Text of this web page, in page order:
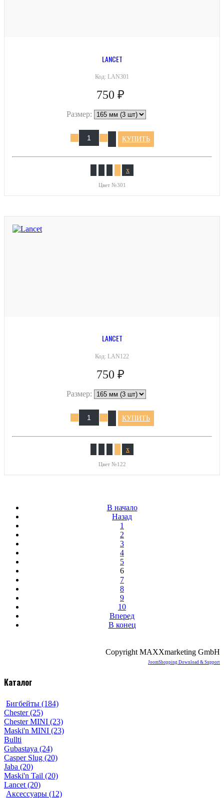
LANCET
Код: LAN301
750 ₽
Размер:
КУПИТЬ
x
Цвет №301
LANCET
Код: LAN122
750 ₽
Размер:
КУПИТЬ
x
Цвет №122
В начало
Назад
1
2
3
4
5
6
7
8
9
10
Вперед
В конец
Copyright MAXXmarketing GmbH
JoomShopping Download & Support
Каталог
Бигбейты (184)
Chester (25)
Chester MINI (23)
Maski'n MINI (23)
Bullti
Gubastaya (24)
Casper Slug (20)
Jaba (20)
Maski'n Tail (20)
Lancet (20)
Аксессуары (12)